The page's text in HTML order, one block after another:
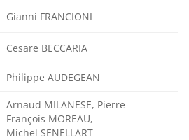
Gianni FRANCIONI
Cesare BECCARIA
Philippe AUDEGEAN
Arnaud MILANESE, Pierre-
François MOREAU,
Michel SENELLART